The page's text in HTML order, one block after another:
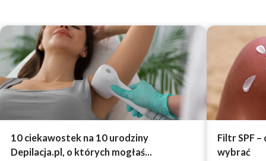
10 ciekawostek na 10 urodziny
Depilacja.pl, o których mogłaś...
Filtr SPF
wybrać